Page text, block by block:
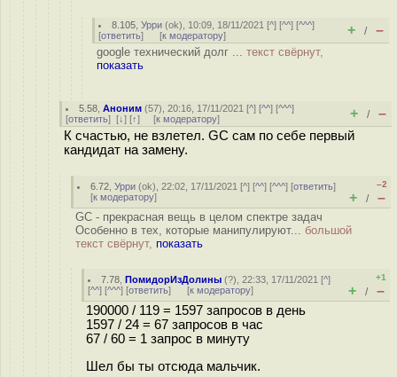
8.105 ,Урри (ok), 10:09, 18/11/2021 [^] [^^] [^^^]
[ответить] [к модератору] + / –
google технический долг ... текст свёрнут,
показать
5.58 ,Аноним (57), 20:16, 17/11/2021 [^] [^^] [^^^]
[ответить] [↓] [↑] [к модератору] + / –
К счастью, не взлетел. GC сам по себе первый
кандидат на замену.
6.72 ,Урри (ok), 22:02, 17/11/2021 [^] [^^] [^^^] [ответить]
[к модератору]
–2
+ / –
GC - прекрасная вещь в целом спектре задач
Особенно в тех, которые манипулируют... большой
текст свёрнут, показать
7.78 ,ПомидорИзДолины (?), 22:33, 17/11/2021 [^]
[^^] [^^^] [ответить] [к модератору]
+1
+ / –
190000 / 119 = 1597 запросов в день
1597 / 24 = 67 запросов в час
67 / 60 = 1 запрос в минуту
Шел бы ты отсюда мальчик.